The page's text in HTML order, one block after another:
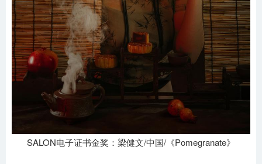
SALON电子证书金奖：梁健文/中国/《Pomegranate》